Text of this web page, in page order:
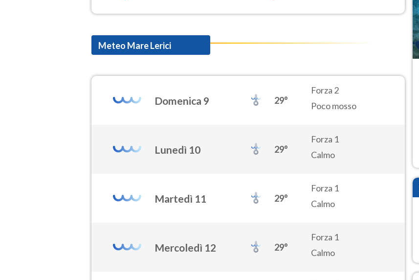
Meteo Mare Lerici
Domenica 9 29°
Forza 2
Poco mosso
Lunedì 10 29°
Forza 1
Calmo
Martedì 11 29°
Forza 1
Calmo
Mercoledì 12 29°
Forza 1
Calmo